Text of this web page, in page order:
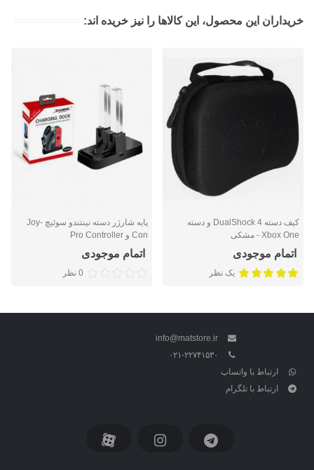
خریداران این محصول، این کالاها را نیز خریده اند:
کیف دسته DualShock 4 و دسته
Xbox One - مشکی
اتمام موجودی
یک نظر
پایه شارژر دسته نینتندو سوئیچ Joy-
Con و Pro Controller
اتمام موجودی
0 نظر
info@matstore.ir
۰۲۱-۲۲۷۴۱۵۳۰
ارتباط با واتساپ
ارتباط با تلگرام